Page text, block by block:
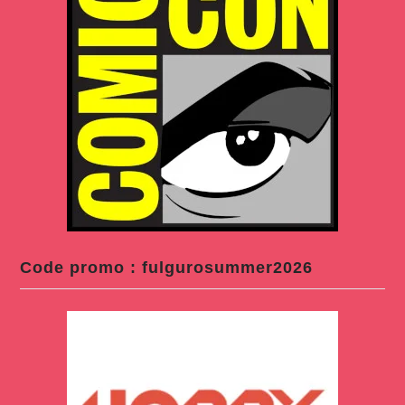
Code promo : fulgurosummer2026